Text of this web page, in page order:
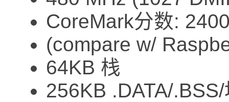
CoreMark分数:
(compare w/
64KB 栈
256KB .DATA/